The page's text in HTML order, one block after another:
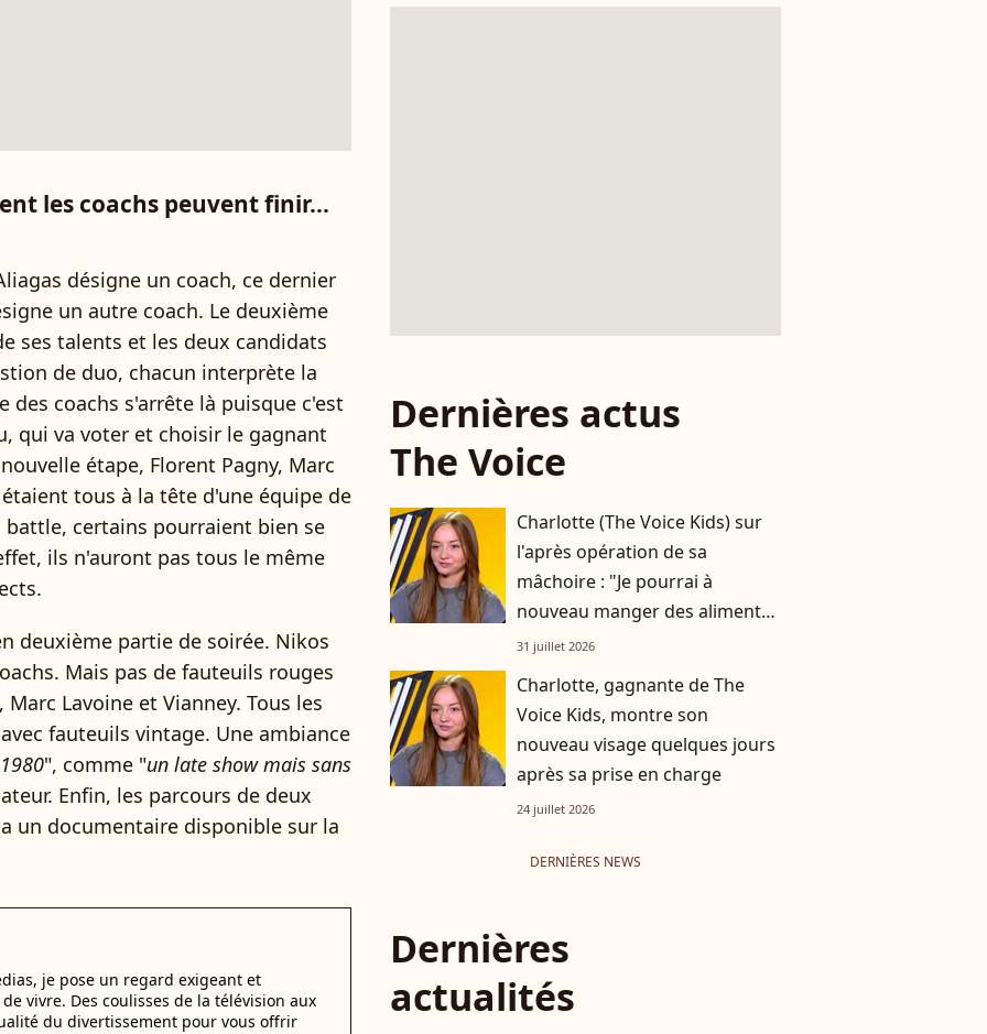
les coachs peuvent finir...
désigne un coach, ce dernier
un autre coach. Le deuxième
ses talents et les deux candidats
de duo, chacun interprète la
des coachs s'arrête là puisque c'est
qui va voter et choisir le gagnant
étape, Florent Pagny, Marc
tous à la tête d'une équipe de
certains pourraient bien se
ils n'auront pas tous le même
deuxième partie de soirée. Nikos
Mais pas de fauteuils rouges
Lavoine et Vianney. Tous les
fauteuils vintage. Une ambiance
", comme "un late show mais sans
Enfin, les parcours de deux
un documentaire disponible sur la
je pose un regard exigeant et
vivre. Des coulisses de la télévision aux
du divertissement pour vous offrir
Dernières actus
The Voice
Charlotte (The Voice Kids) sur
l'après opération de sa
mâchoire : "Je pourrai à
nouveau manger des aliments
solides d'ici deux mois"
31 juillet 2026
Charlotte, gagnante de The
Voice Kids, montre son
nouveau visage quelques jours
après sa prise en charge
24 juillet 2026
DERNIÈRES NEWS
Dernières
actualités